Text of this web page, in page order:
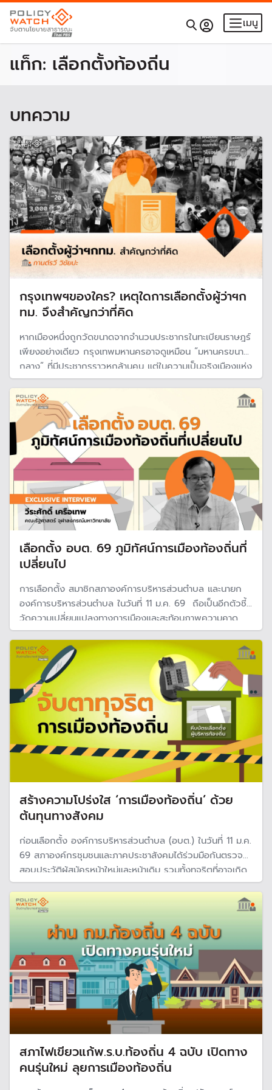
เมนู
แท็ก: เลือกตั้งท้องถิ่น
บทความ
กรุงเทพฯของใคร? เหตุใดการเลือกตั้งผู้ว่าฯก
ทม. จึงสำคัญกว่าที่คิด
หากเมืองหนึ่งถูกวัดขนาดจากจำนวนประชากรในทะเบียนราษฎร์
เพียงอย่างเดียว กรุงเทพมหานครอาจดูเหมือน “มหานครขนาด
กลาง” ที่มีประชากรราวหกล้านคน แต่ในความเป็นจริงเมืองแห่ง
นี้กลับแบกรับชีวิตการเดินทาง การทำงาน และความหวังของ
ผู้คนมากกว่านั้นเกือบเท่าตัว
เลือกตั้ง อบต. 69 ภูมิทัศน์การเมืองท้องถิ่นที่
เปลี่ยนไป
การเลือกตั้ง สมาชิกสภาองค์การบริหารส่วนตำบล และนายก
องค์การบริหารส่วนตำบล ในวันที่ 11 ม.ค. 69 ถือเป็นอีกตัวชี้
วัดความเปลี่ยนแปลงทางการเมืองและสะท้อนภาพความคาด
หวังของประชาชนในท้องถิ่น
สร้างความโปร่งใส ‘การเมืองท้องถิ่น’ ด้วย
ต้นทุนทางสังคม
ก่อนเลือกตั้ง องค์การบริหารส่วนตำบล (อบต.) ในวันที่ 11 ม.ค.
69 สภาองค์กรชุมชนและภาคประชาสังคมได้ร่วมมือกันตรวจ
สอบประวัติผู้สมัครหน้าใหม่และหน้าเดิม รวมทั้งทุจริตที่อาจเกิด
ขึ้นด้วยเทคโนโลยีดิจิทัล เพราะข้อมูลที่รอบด้านจำเป็นอย่างยิ่ง
ต่อการตัดสินใจลงคะแนนเสียง
สภาไฟเขียวแก้พ.ร.บ.ท้องถิ่น 4 ฉบับ เปิดทาง
คนรุ่นใหม่ ลุยการเมืองท้องถิ่น